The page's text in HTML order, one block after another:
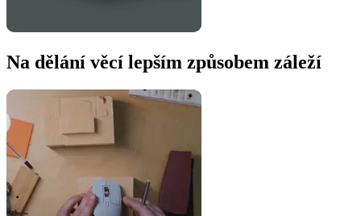
Na dělání věcí lepším způsobem záleží